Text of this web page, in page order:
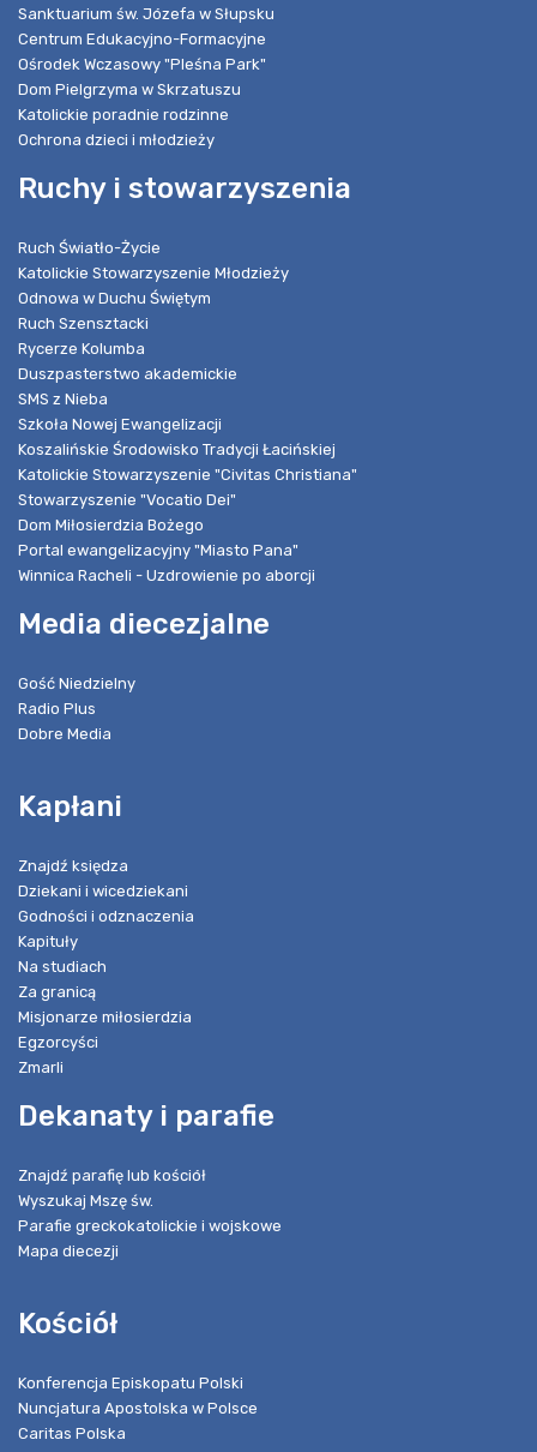
Sanktuarium św. Józefa w Słupsku
Centrum Edukacyjno-Formacyjne
Ośrodek Wczasowy "Pleśna Park"
Dom Pielgrzyma w Skrzatuszu
Katolickie poradnie rodzinne
Ochrona dzieci i młodzieży
Ruchy i stowarzyszenia
Ruch Światło-Życie
Katolickie Stowarzyszenie Młodzieży
Odnowa w Duchu Świętym
Ruch Szensztacki
Rycerze Kolumba
Duszpasterstwo akademickie
SMS z Nieba
Szkoła Nowej Ewangelizacji
Koszalińskie Środowisko Tradycji Łacińskiej
Katolickie Stowarzyszenie "Civitas Christiana"
Stowarzyszenie "Vocatio Dei"
Dom Miłosierdzia Bożego
Portal ewangelizacyjny "Miasto Pana"
Winnica Racheli - Uzdrowienie po aborcji
Media diecezjalne
Gość Niedzielny
Radio Plus
Dobre Media
Kapłani
Znajdź księdza
Dziekani i wicedziekani
Godności i odznaczenia
Kapituły
Na studiach
Za granicą
Misjonarze miłosierdzia
Egzorcyści
Zmarli
Dekanaty i parafie
Znajdź parafię lub kościół
Wyszukaj Mszę św.
Parafie greckokatolickie i wojskowe
Mapa diecezji
Kościół
Konferencja Episkopatu Polski
Nuncjatura Apostolska w Polsce
Caritas Polska